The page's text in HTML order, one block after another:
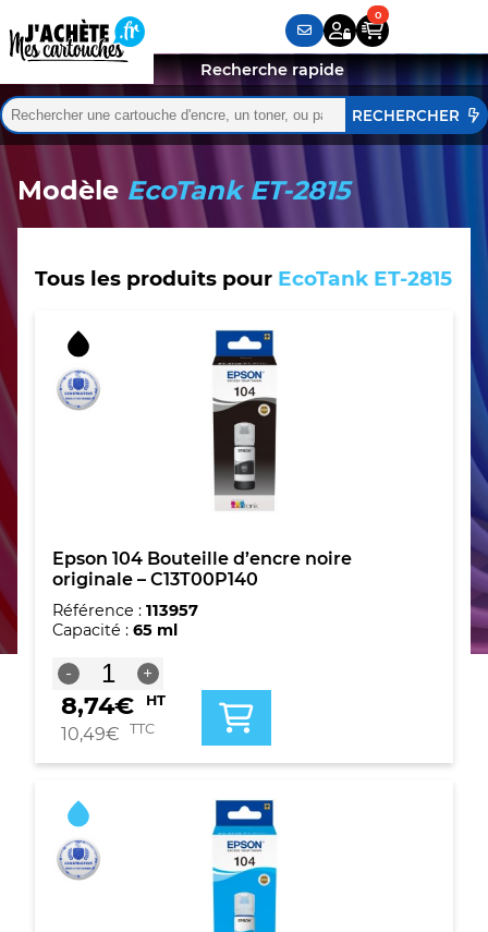
Rechercher :
Quand les résultats de l'auto-complétion sont
Recherche rapide
Modèle EcoTank ET-2815
Tous les produits pour EcoTank ET-2815
Epson 104 Bouteille d’encre noire
originale – C13T00P140
Référence : 113957
Capacité : 65 ml
-
quantité
de
Epson
104
d'encre
originale
-
C13T00P140
+
8,74€ HT
10,49€ TTC